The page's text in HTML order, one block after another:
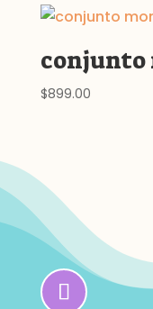
conjunto
$899.00